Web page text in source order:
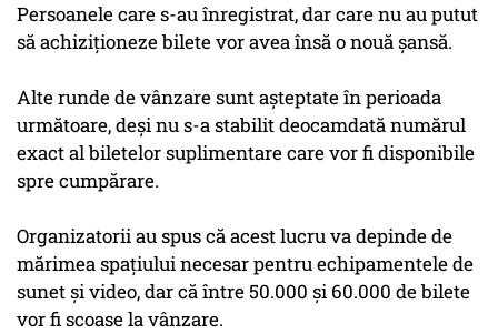
Persoanele care s-au înregistrat, dar care nu au putut
să achiziţioneze bilete vor avea însă o nouă şansă.
Alte runde de vânzare sunt aşteptate în perioada
următoare, deşi nu s-a stabilit deocamdată numărul
exact al biletelor suplimentare care vor fi disponibile
spre cumpărare.
Organizatorii au spus că acest lucru va depinde de
mărimea spaţiului necesar pentru echipamentele de
sunet şi video, dar că între 50.000 şi 60.000 de bilete
vor fi scoase la vânzare.